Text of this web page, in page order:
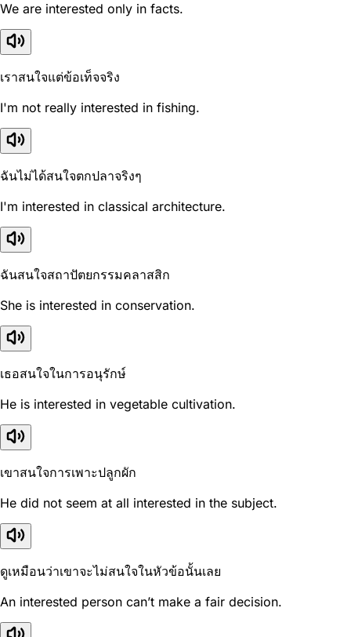
We are interested only in facts.
เราสนใจแต่ข้อเท็จจริง
I'm not really interested in fishing.
ฉันไม่ได้สนใจตกปลาจริงๆ
I'm interested in classical architecture.
ฉันสนใจสถาปัตยกรรมคลาสสิก
She is interested in conservation.
เธอสนใจในการอนุรักษ์
He is interested in vegetable cultivation.
เขาสนใจการเพาะปลูกผัก
He did not seem at all interested in the subject.
ดูเหมือนว่าเขาจะไม่สนใจในหัวข้อนั้นเลย
An interested person can’t make a fair decision.